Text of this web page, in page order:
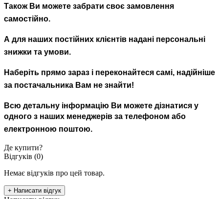
Також Ви можете забрати своє замовлення
самостійно.
А для наших постійних клієнтів надані персональні
знижки та умови.
Наберіть прямо зараз і переконайтеся самі, надійніше
за постачальника Вам не знайти!
Всю детальну інформацію Ви можете дізнатися у
одного з наших менеджерів за телефоном або
електронною поштою.
Де купити?
Відгуків (0)
Немає відгуків про цей товар.
+ Написати відгук